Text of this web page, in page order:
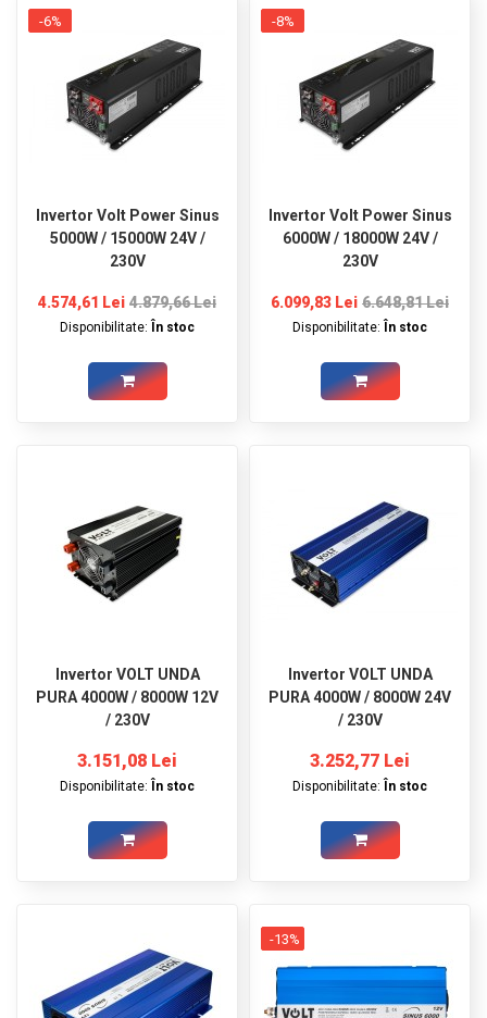
-6%
Invertor Volt Power Sinus
5000W / 15000W 24V /
230V
4.574,61 Lei 4.879,66 Lei
Disponibilitate: În stoc
-8%
Invertor Volt Power Sinus
6000W / 18000W 24V /
230V
6.099,83 Lei 6.648,81 Lei
Disponibilitate: În stoc
Invertor VOLT UNDA
PURA 4000W / 8000W 12V
/ 230V
3.151,08 Lei
Disponibilitate: În stoc
Invertor VOLT UNDA
PURA 4000W / 8000W 24V
/ 230V
3.252,77 Lei
Disponibilitate: În stoc
-13%